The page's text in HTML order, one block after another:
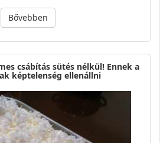
Bővebben
csábítás sütés nélkül! Ennek a
képtelenség ellenállni